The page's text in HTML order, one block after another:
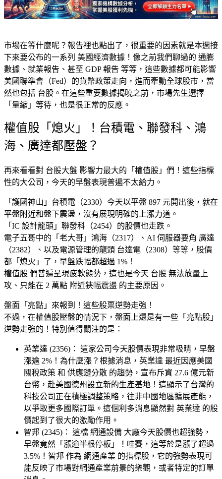
市場在等什麼呢？報告裡也點出了，很重要的因素就是本週接
下來要公布的一系列 美國經濟數據！像之前我們聊過的 通膨
數據、就業報告、甚至 GDP 報告 等等，這些數據都可能影響
美國聯準會（Fed）的貨幣政策走向，進而牽動全球股市，當
然也包括 台股。在這些重要數據揭曉之前，市場先生選擇
「量縮」等待，也是很正常的反應。
權值股「熄火」！台積電、聯發科、鴻
海、廣達都壓盤？
再來看看對 台股大盤 影響力最大的「權值股」們！這些指標
性的大公司，今天的早盤表現普遍不太給力。
「護國神山」台積電（2330）今天以平盤 897 元開出後，就在
平盤附近和盤下震盪，沒有展現明確的上漲力道。
「IC 設計龍頭」聯發科（2454）的股價也走跌。
電子五哥中的「老大哥」鴻海（2317）、AI 伺服器要角 廣達
（2382）、以及電源管理的龍頭 台達電（2308）等等，股價
都「熄火」了，早盤跌幅都超過 1%！
權值股 們普遍呈現疲軟態勢，這也是今天 台股 無法放量上
攻、只能在 2 萬點 附近狹幅震盪 的主要原因。
盤面「亮點」來報到！這些股票逆勢走強！
不過，在權值股壓盤的情況下，盤面上還是有一些「亮點股」
逆勢走強的！特別值得關注的是：
英業達 (2356)： 這家公司今天股價表現非常吸睛，早盤
漲逾 2%！為什麼漲？根據消息，英業達 最近因應美國
關稅政策 和 供應鏈分散 的趨勢，宣布斥資 27.6 億元新
台幣，赴美國德州設立新的生產基地！這顯示了台灣的
科技公司正在積極調整策略，往非中國地區擴展產能，
以爭取更多國際訂單。這個利多消息顯然對 英業達 的股
價起到了很大的激勵作用。
智邦 (2345)： 這檔 網通設備 大廠今天股價也超強勢，
早盤竟然「漲逾半根停板」！哇賽，這等於是漲了超過
3.5%！智邦 作為 網通產業 的指標股，它的強勢表現可
能反映了市場對網通產業前景的樂觀，或者特定的訂單